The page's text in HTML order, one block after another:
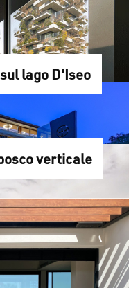
lago D'Iseo
verticale